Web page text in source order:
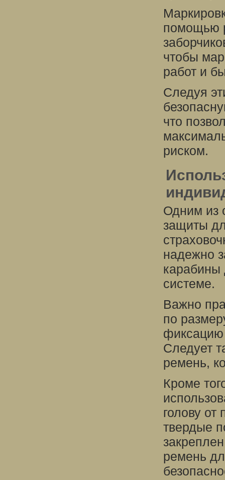
помощью
чтобы
работ и
Следуя
что
риском.
Одним из
защиты
надежно
карабины
системе.
Важно
по
фиксацию
Следует
ремень,
Кроме
голову
твердые
ремень